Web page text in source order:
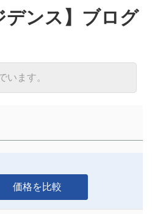
デンス】ブログ
います。